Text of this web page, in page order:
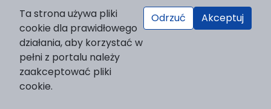
Platform & Workflow by OJS/PKP
Ta strona używa pliki
cookie dla prawidłowego
działania, aby korzystać w
pełni z portalu należy
zaakceptować pliki
cookie.
Odrzuć Akceptuj